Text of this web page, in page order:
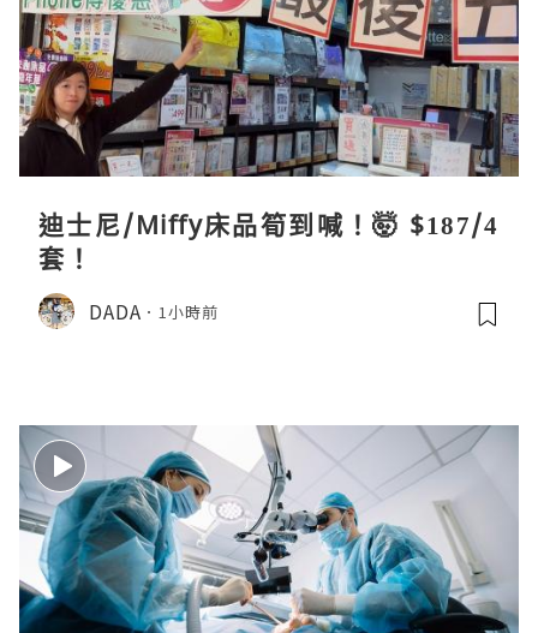
迪士尼/Miffy床品筍到喊！🤯 $187/4
套！
DADA 1小時前